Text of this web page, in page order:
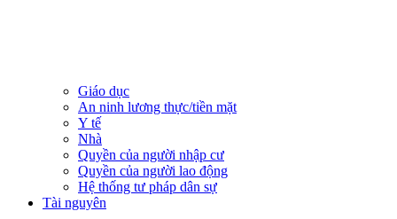
Giáo dục
An ninh lương thực/tiền mặt
Y tế
Nhà
Quyền của người nhập cư
Quyền của người lao động
Hệ thống tư pháp dân sự
Tài nguyên